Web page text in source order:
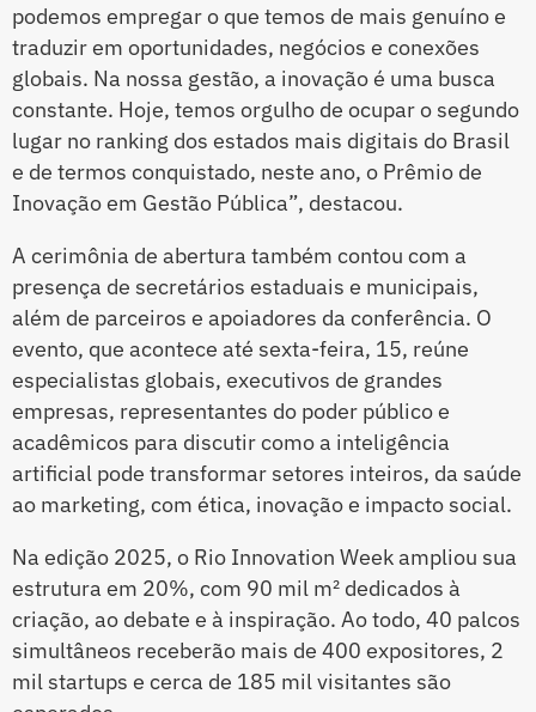
podemos empregar o que temos de mais genuíno e
traduzir em oportunidades, negócios e conexões
globais. Na nossa gestão, a inovação é uma busca
constante. Hoje, temos orgulho de ocupar o segundo
lugar no ranking dos estados mais digitais do Brasil
e de termos conquistado, neste ano, o Prêmio de
Inovação em Gestão Pública”, destacou.
A cerimônia de abertura também contou com a
presença de secretários estaduais e municipais,
além de parceiros e apoiadores da conferência. O
evento, que acontece até sexta-feira, 15, reúne
especialistas globais, executivos de grandes
empresas, representantes do poder público e
acadêmicos para discutir como a inteligência
artificial pode transformar setores inteiros, da saúde
ao marketing, com ética, inovação e impacto social.
Na edição 2025, o Rio Innovation Week ampliou sua
estrutura em 20%, com 90 mil m² dedicados à
criação, ao debate e à inspiração. Ao todo, 40 palcos
simultâneos receberão mais de 400 expositores, 2
mil startups e cerca de 185 mil visitantes são